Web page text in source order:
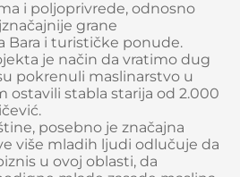
i poljoprivrede, odnosno
grane
Bara i turističke ponude.
je način da vratimo dug
pokrenuli maslinarstvo u
ostavili stabla starija od 2.000
posebno je značajna
više mladih ljudi odlučuje da
u ovoj oblasti, da